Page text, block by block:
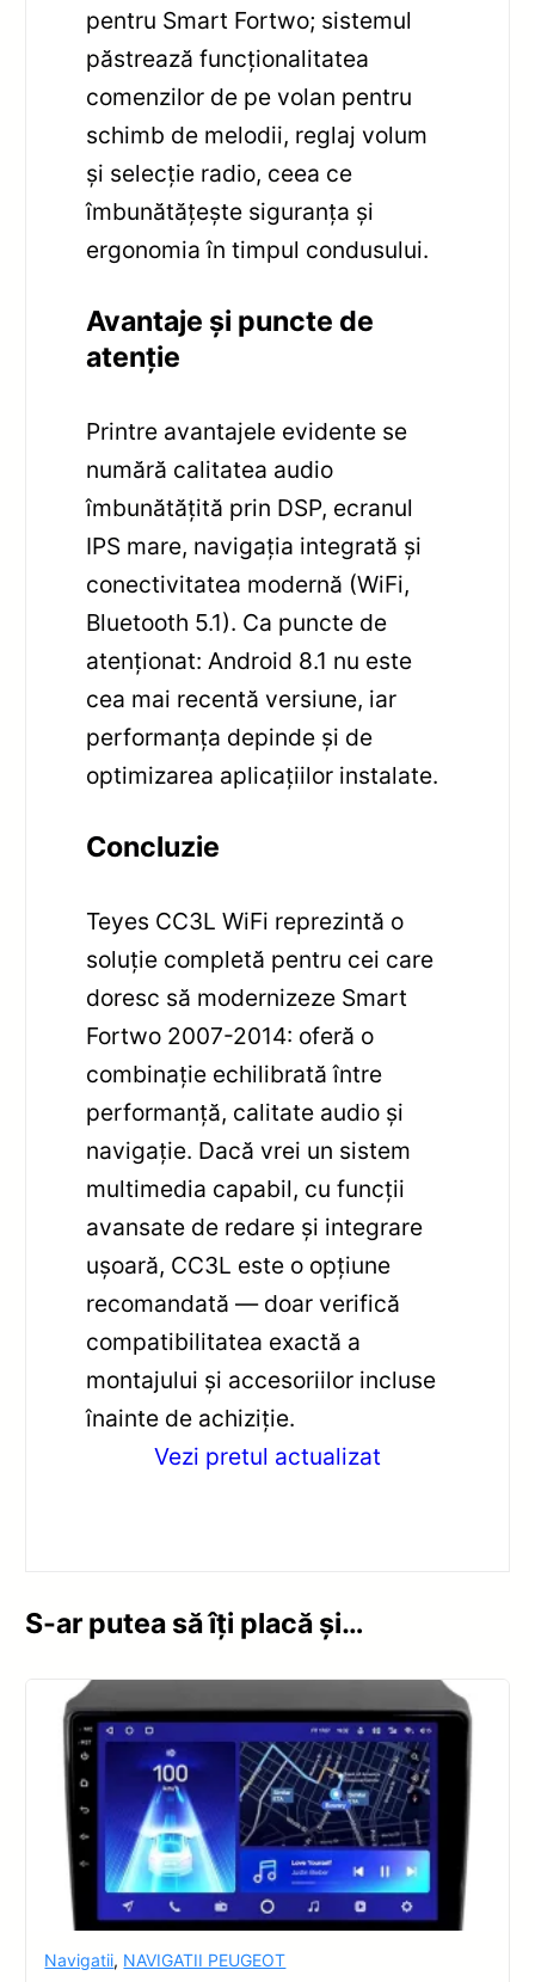
pentru Smart Fortwo; sistemul
păstrează funcționalitatea
comenzilor de pe volan pentru
schimb de melodii, reglaj volum
și selecție radio, ceea ce
îmbunătățește siguranța și
ergonomia în timpul condusului.
Avantaje și puncte de
atenție
Printre avantajele evidente se
numără calitatea audio
îmbunătățită prin DSP, ecranul
IPS mare, navigația integrată și
conectivitatea modernă (WiFi,
Bluetooth 5.1). Ca puncte de
atenționat: Android 8.1 nu este
cea mai recentă versiune, iar
performanța depinde și de
optimizarea aplicațiilor instalate.
Concluzie
Teyes CC3L WiFi reprezintă o
soluție completă pentru cei care
doresc să modernizeze Smart
Fortwo 2007-2014: oferă o
combinație echilibrată între
performanță, calitate audio și
navigație. Dacă vrei un sistem
multimedia capabil, cu funcții
avansate de redare și integrare
ușoară, CC3L este o opțiune
recomandată — doar verifică
compatibilitatea exactă a
montajului și accesoriilor incluse
înainte de achiziție.
Vezi pretul actualizat
S-ar putea să îți placă și…
Navigatii, NAVIGATII PEUGEOT